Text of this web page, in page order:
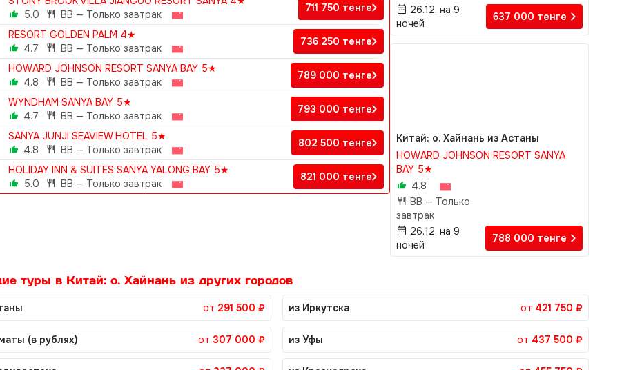
5.0
BB — Только завтрак
711 750 тенге
RESORT GOLDEN PALM 4★
4.7
BB — Только завтрак
736 250 тенге
HOWARD JOHNSON RESORT SANYA BAY 5★
4.8
BB — Только завтрак
789 000 тенге
WYNDHAM SANYA BAY 5★
4.7
BB — Только завтрак
793 000 тенге
SANYA JUNJI SEAVIEW HOTEL 5★
4.8
BB — Только завтрак
802 500 тенге
HOLIDAY INN & SUITES SANYA YALONG BAY 5★
5.0
BB — Только завтрак
821 000 тенге
26.12. на 9
ночей
637 000 тенге
Китай: о. Хайнань из Астаны
HOWARD JOHNSON RESORT SANYA
BAY 5★
4.8
BB — Только
завтрак
26.12. на 9
ночей
788 000 тенге
туры в Китай: о. Хайнань из других городов
от 291 500 ₽
(в рублях) от 307 000 ₽
из Иркутска от 421 750 ₽
из Уфы от 437 500 ₽